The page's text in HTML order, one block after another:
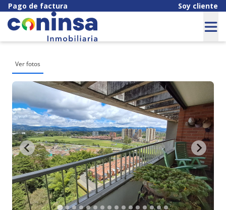
Pago de factura Soy cliente
Ver fotos